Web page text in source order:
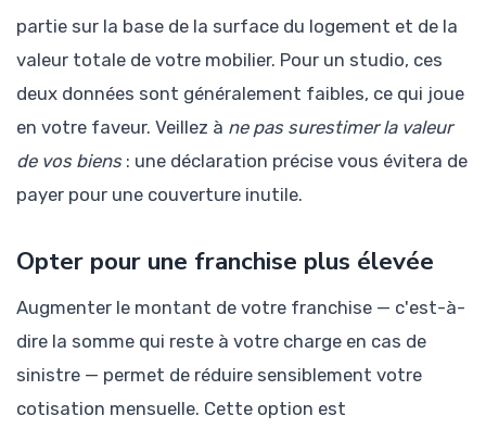
partie sur la base de la surface du logement et de la
valeur totale de votre mobilier. Pour un studio, ces
deux données sont généralement faibles, ce qui joue
en votre faveur. Veillez à ne pas surestimer la valeur
de vos biens: une déclaration précise vous évitera de
payer pour une couverture inutile.
Opter pour une franchise plus élevée
Augmenter le montant de votre franchise — c'est-à-
dire la somme qui reste à votre charge en cas de
sinistre — permet de réduire sensiblement votre
cotisation mensuelle. Cette option est